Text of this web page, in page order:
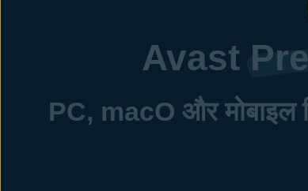
Avast
PC, macO और मोबाइल